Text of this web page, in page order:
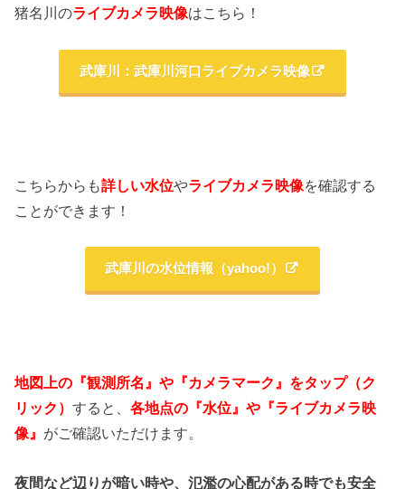
猪名川のライブカメラ映像はこちら！
武庫川：武庫川河口ライブカメラ映像
こちらからも詳しい水位やライブカメラ映像を確認する
ことができます！
武庫川の水位情報（yahoo!）
地図上の『観測所名』や『カメラマーク』をタップ（ク
リック）すると、各地点の『水位』や『ライブカメラ映
像』 がご確認いただけます。
夜間など辺りが暗い時や、氾濫の心配がある時でも安全